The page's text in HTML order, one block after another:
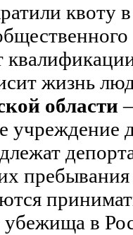
квоту
жизнь
области
учреждение
убежища в